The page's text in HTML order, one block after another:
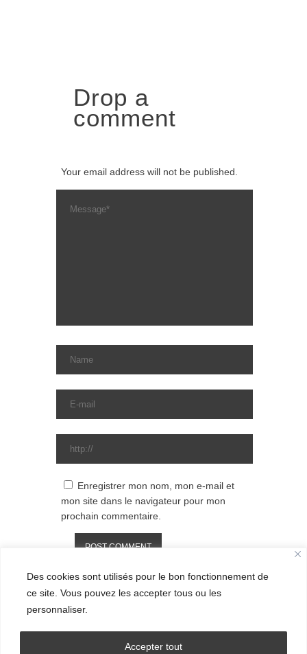
Des cookies sont utilisés pour le bon fonctionnement de
ce site. Vous pouvez les accepter tous ou les
personnaliser.
Accepter tout
Drop a
comment
Your email address will not be published.
Enregistrer mon nom, mon e-mail et
mon site dans le navigateur pour mon
prochain commentaire.